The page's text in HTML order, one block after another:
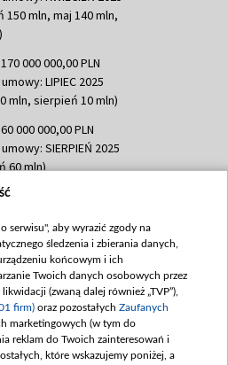
mln, maj 140 mln,
000 000,00 PLN
LIPIEC 2025
mln, sierpień 10 mln)
000 000,00 PLN
SIERPIEŃ 2025
60 mln)
783 051,21 PLN
100 mln, październik 350
mln)
862 000,00 PLN
GRUDZIEŃ 2025
60,548 mln)
000 000,00 PLN
serwisu", aby wyrazić zgody na
śledzenia i zbierania danych,
końcowym i ich
Twoich danych osobowych przez
(zwaną dalej również „TVP”),
firm) oraz pozostałych Zaufanych
marketingowych (w tym do
reklam do Twoich zainteresowań i
które wskazujemy poniżej, a